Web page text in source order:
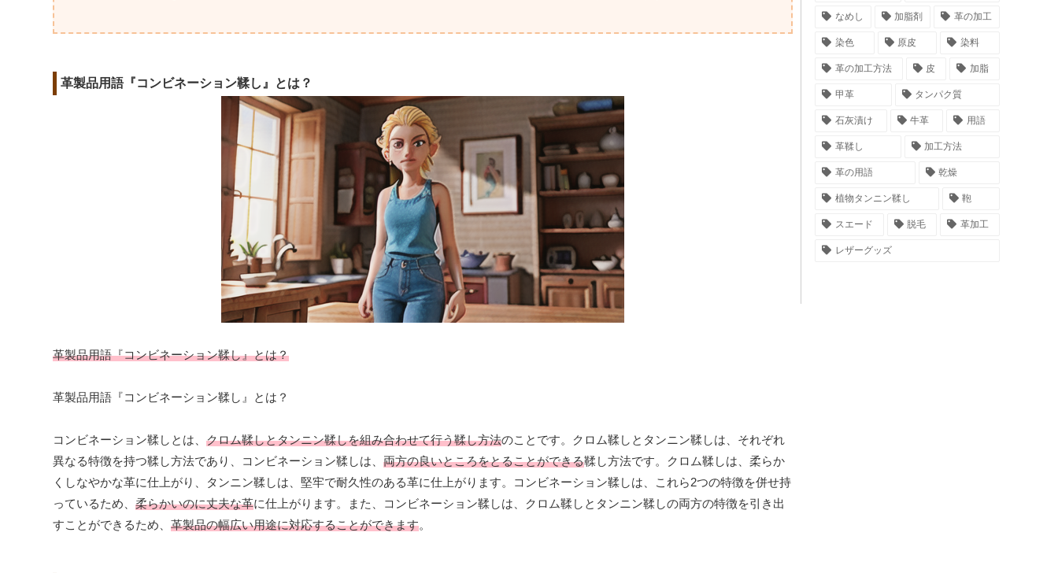
革製品用語『コンビネーション鞣し』とは？
革製品用語『コンビネーション鞣し』とは？
革製品用語『コンビネーション鞣し』とは？
コンビネーション鞣しとは、 クロム鞣しとタンニン鞣しを組み合わせて行う鞣し方法のことです。クロム鞣しとタンニン鞣しは、それぞれ
異なる特徴を持つ鞣し方法であり、コンビネーション鞣しは、 両方の良いところをとることができる鞣し方法です。クロム鞣しは、柔らか
くしなやかな革に仕上がり、タンニン鞣しは、堅牢で耐久性のある革に仕上がります。コンビネーション鞣しは、これら2つの特徴を併せ持
っているため、 柔らかいのに丈夫な革に仕上がります。また、コンビネーション鞣しは、クロム鞣しとタンニン鞣しの両方の特徴を引き出
すことができるため、 革製品の幅広い用途に対応することができます。
なめし 加脂剤 革の加工
染色 原皮 染料
革の加工方法 皮 加脂
甲革 タンパク質
石灰漬け 牛革 用語
革鞣し 加工方法
革の用語 乾燥
植物タンニン鞣し 鞄
スエード 脱毛 革加工
レザーグッズ